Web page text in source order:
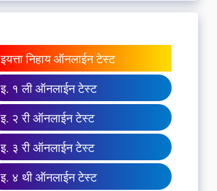
इयत्ता निहाय ऑनलाईन टेस्ट
इ. १ ली ऑनलाईन टेस्ट
इ. २ री ऑनलाईन टेस्ट
इ. ३ री ऑनलाईन टेस्ट
इ. ४ थी ऑनलाईन टेस्ट